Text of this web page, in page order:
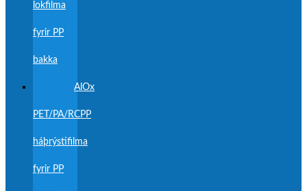
lokfilma
fyrir PP
bakka
AlOx
PET/PA/RCPP
háþrýstifilma
fyrir PP